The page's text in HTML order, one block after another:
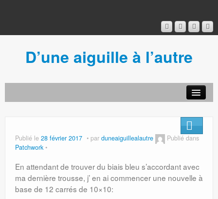
D’une aiguille à l’autre
Publié le 28 février 2017 par duneaiguillealautre
Publié dans
Patchwork
En attendant de trouver du biais bleu s’accordant avec
ma dernière trousse, j’ en ai commencer une nouvelle à
base de 12 carrés de 10×10: